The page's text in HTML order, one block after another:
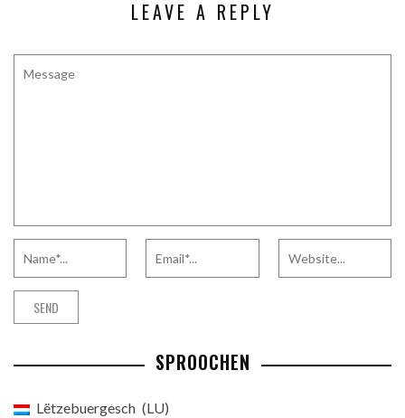
LEAVE A REPLY
SPROOCHEN
Lëtzebuergesch
LU